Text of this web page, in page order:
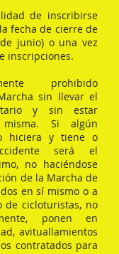
de inscribirse
fecha de cierre de
junio) o una vez
inscripciones.
prohibido
sin llevar el
y sin estar
Si algún
hiciera y tiene o
será el
no haciéndose
de la Marcha de
en sí mismo o a
de cicloturistas, no
ponen en
avituallamientos
contratados para